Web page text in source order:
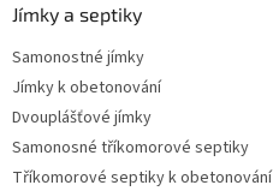
Jímky a septiky
Samonostné jímky
Jímky k obetonování
Dvouplášťové jímky
Samonosné tříkomorové septiky
Tříkomorové septiky k obetonování